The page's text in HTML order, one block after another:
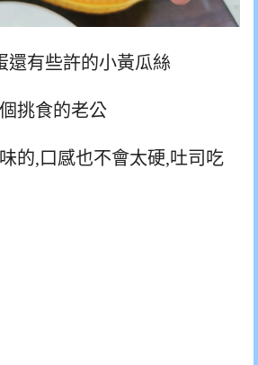
還有些許的小黃瓜絲
挑食的老公
的,口感也不會太硬,吐司吃